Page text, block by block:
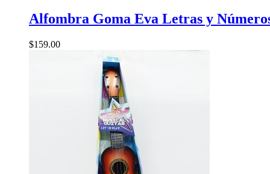
Alfombra Goma Eva Letras y
$159.00